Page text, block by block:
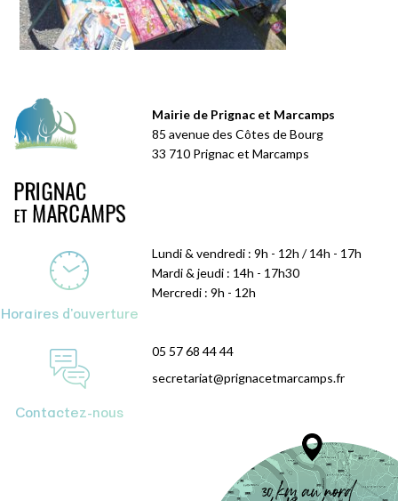
Mairie de Prignac et Marcamps
85 avenue des Côtes de Bourg
33 710 Prignac et Marcamps
Horaires d'ouverture
Lundi & vendredi : 9h - 12h / 14h - 17h
Mardi & jeudi : 14h - 17h30
Mercredi : 9h - 12h
Contactez-nous
05 57 68 44 44
secretariat@prignacetmarcamps.fr